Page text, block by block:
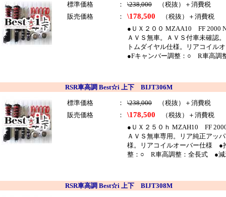
標準価格 ： \238,000 （税抜）＋消費税
販売価格
： \178,500 （税抜）＋消費税
●ＵＸ２００ MZAA10 FF 2000
ＡＶＳ無車。ＡＶＳ付車未確認
トムダイヤル仕様。リアコイ
●Fキャンバー調整：○ R車高
RSR車高調 Best☆i 上下 BIJT306M
標準価格 ： \238,000 （税抜）＋消費税
販売価格
： \178,500 （税抜）＋消費税
●ＵＸ２５０ｈ MZAH10 FF
ＡＶＳ無車専用。リア純正アッ
様。リアコイルオーバー仕様 ●
整：○ R車高調整：全長式 ●
RSR車高調 Best☆i 上下 BIJT308M